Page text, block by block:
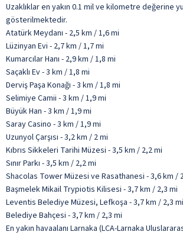
Uzaklıklar en yakın 0.1 mil ve kilometre değerine
gösterilmektedir.
Atatürk Meydanı - 2,5 km / 1,6 mi
Lüzinyan Evi - 2,7 km / 1,7 mi
Kumarcılar Hanı - 2,9 km / 1,8 mi
Saçaklı Ev - 3 km / 1,8 mi
Derviş Paşa Konağı - 3 km / 1,8 mi
Selimiye Camii - 3 km / 1,9 mi
Büyük Han - 3 km / 1,9 mi
Saray Casino - 3 km / 1,9 mi
Uzunyol Çarşısı - 3,2 km / 2 mi
Kıbrıs Sikkeleri Tarihi Müzesi - 3,5 km / 2,2 mi
Sınır Parkı - 3,5 km / 2,2 mi
Shacolas Tower Müzesi ve Rasathanesi - 3,6 km /
Başmelek Mikail Trypiotis Kilisesi - 3,7 km / 2,3 mi
Leventis Belediye Müzesi, Lefkoşa - 3,7 km / 2,3 mi
Belediye Bahçesi - 3,7 km / 2,3 mi
En yakın havaalanı Larnaka (LCA-Larnaka